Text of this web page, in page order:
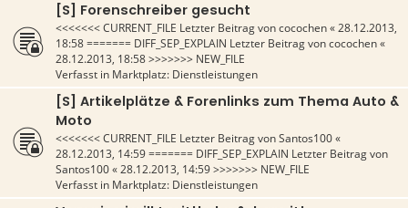
[S] Forenschreiber gesucht
<<<<<<< CURRENT_FILE Letzter Beitrag voncocochen«28.12.2013,
18:58======= DIFF_SEP_EXPLAIN Letzter Beitrag voncocochen«
28.12.2013, 18:58>>>>>>> NEW_FILE
Verfasst in Marktplatz: Dienstleistungen
[S] Artikelplätze & Forenlinks zum Thema Auto &
Moto
<<<<<<< CURRENT_FILE Letzter Beitrag vonSantos100«
28.12.2013, 14:59======= DIFF_SEP_EXPLAIN Letzter Beitrag von
Santos100«28.12.2013, 14:59>>>>>>> NEW_FILE
Verfasst in Marktplatz: Dienstleistungen